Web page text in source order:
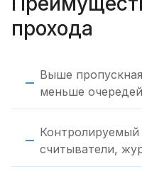
прохода
Выше
меньше
считыватели,